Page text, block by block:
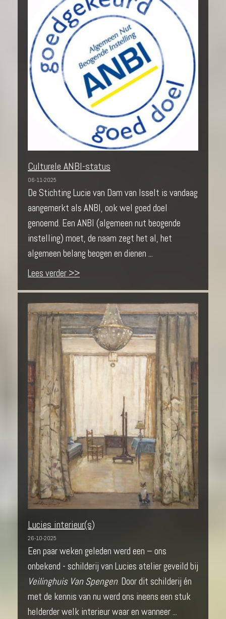
Culturele ANBI-status
06-11-2025
De Stichting Lucie van Dam van Isselt is vandaag
aangemerkt als ANBI, ook wel goed doel
genoemd. Een ANBI (algemeen nut beogende
instelling) moet, de naam zegt het al, het
algemeen belang beogen en dienen ...
Lees verder >>
Lucies interieur(s)
26-10-2025
Een paar weken geleden werd een – ons
onbekend - schilderij van Lucies atelier geveild bij
Veilinghuis Van Spengen. Door dit schilderij én
met de kennis van nu werd ons ineens een stuk
helderder welk interieur waar en wanneer ...